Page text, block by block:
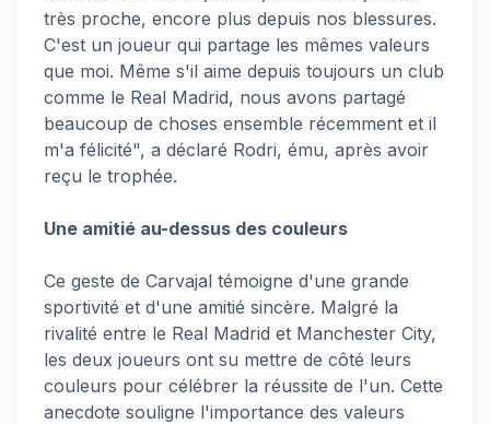
très proche, encore plus depuis nos blessures.
C'est un joueur qui partage les mêmes valeurs
que moi. Même s'il aime depuis toujours un club
comme le Real Madrid, nous avons partagé
beaucoup de choses ensemble récemment et il
m'a félicité", a déclaré Rodri, ému, après avoir
reçu le trophée.
Une amitié au-dessus des couleurs
Ce geste de Carvajal témoigne d'une grande
sportivité et d'une amitié sincère. Malgré la
rivalité entre le Real Madrid et Manchester City,
les deux joueurs ont su mettre de côté leurs
couleurs pour célébrer la réussite de l'un. Cette
anecdote souligne l'importance des valeurs